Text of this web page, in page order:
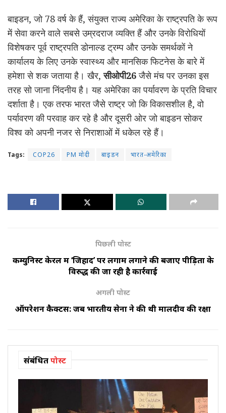
बाइडन, जो 78 वर्ष के हैं, संयुक्त राज्य अमेरिका के राष्ट्रपति के रूप
में सेवा करने वाले सबसे उम्रदराज व्यक्ति हैं और उनके विरोधियों
विशेषकर पूर्व राष्ट्रपति डोनाल्ड ट्रम्प और उनके समर्थकों ने
कार्यालय के लिए उनके स्वास्थ्य और मानसिक फिटनेस के बारे में
हमेशा से शक जताया है। खैर,सीओपी26जैसे मंच पर उनका इस
तरह सो जाना निंदनीय है। यह अमेरिका का पर्यावरण के प्रति विचार
दर्शाता है। एक तरफ भारत जैसे राष्ट्र जो कि विकासशील है, वो
पर्यावरण की परवाह कर रहे है और दूसरी ओर जो बाइडन सोकर
विश्व को अपनी नजर से निराशाओं में धकेल रहे हैं।
Tags: COP26 PM मोदी बाइडन भारत-अमेरिका
पिछली पोस्ट
कम्युनिस्ट केरल में ‘जिहाद’ पर लगाम लगाने की बजाए पीड़ितों के
विरुद्ध की जा रही है कार्रवाई
अगली पोस्ट
ऑपरेशन कैक्टस: जब भारतीय सेना ने की थी मालदीव की रक्षा
संबंधितपोस्ट